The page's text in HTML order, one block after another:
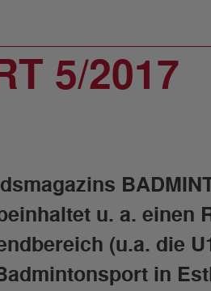
5/2017
u. a. einen
(u.a. die
in